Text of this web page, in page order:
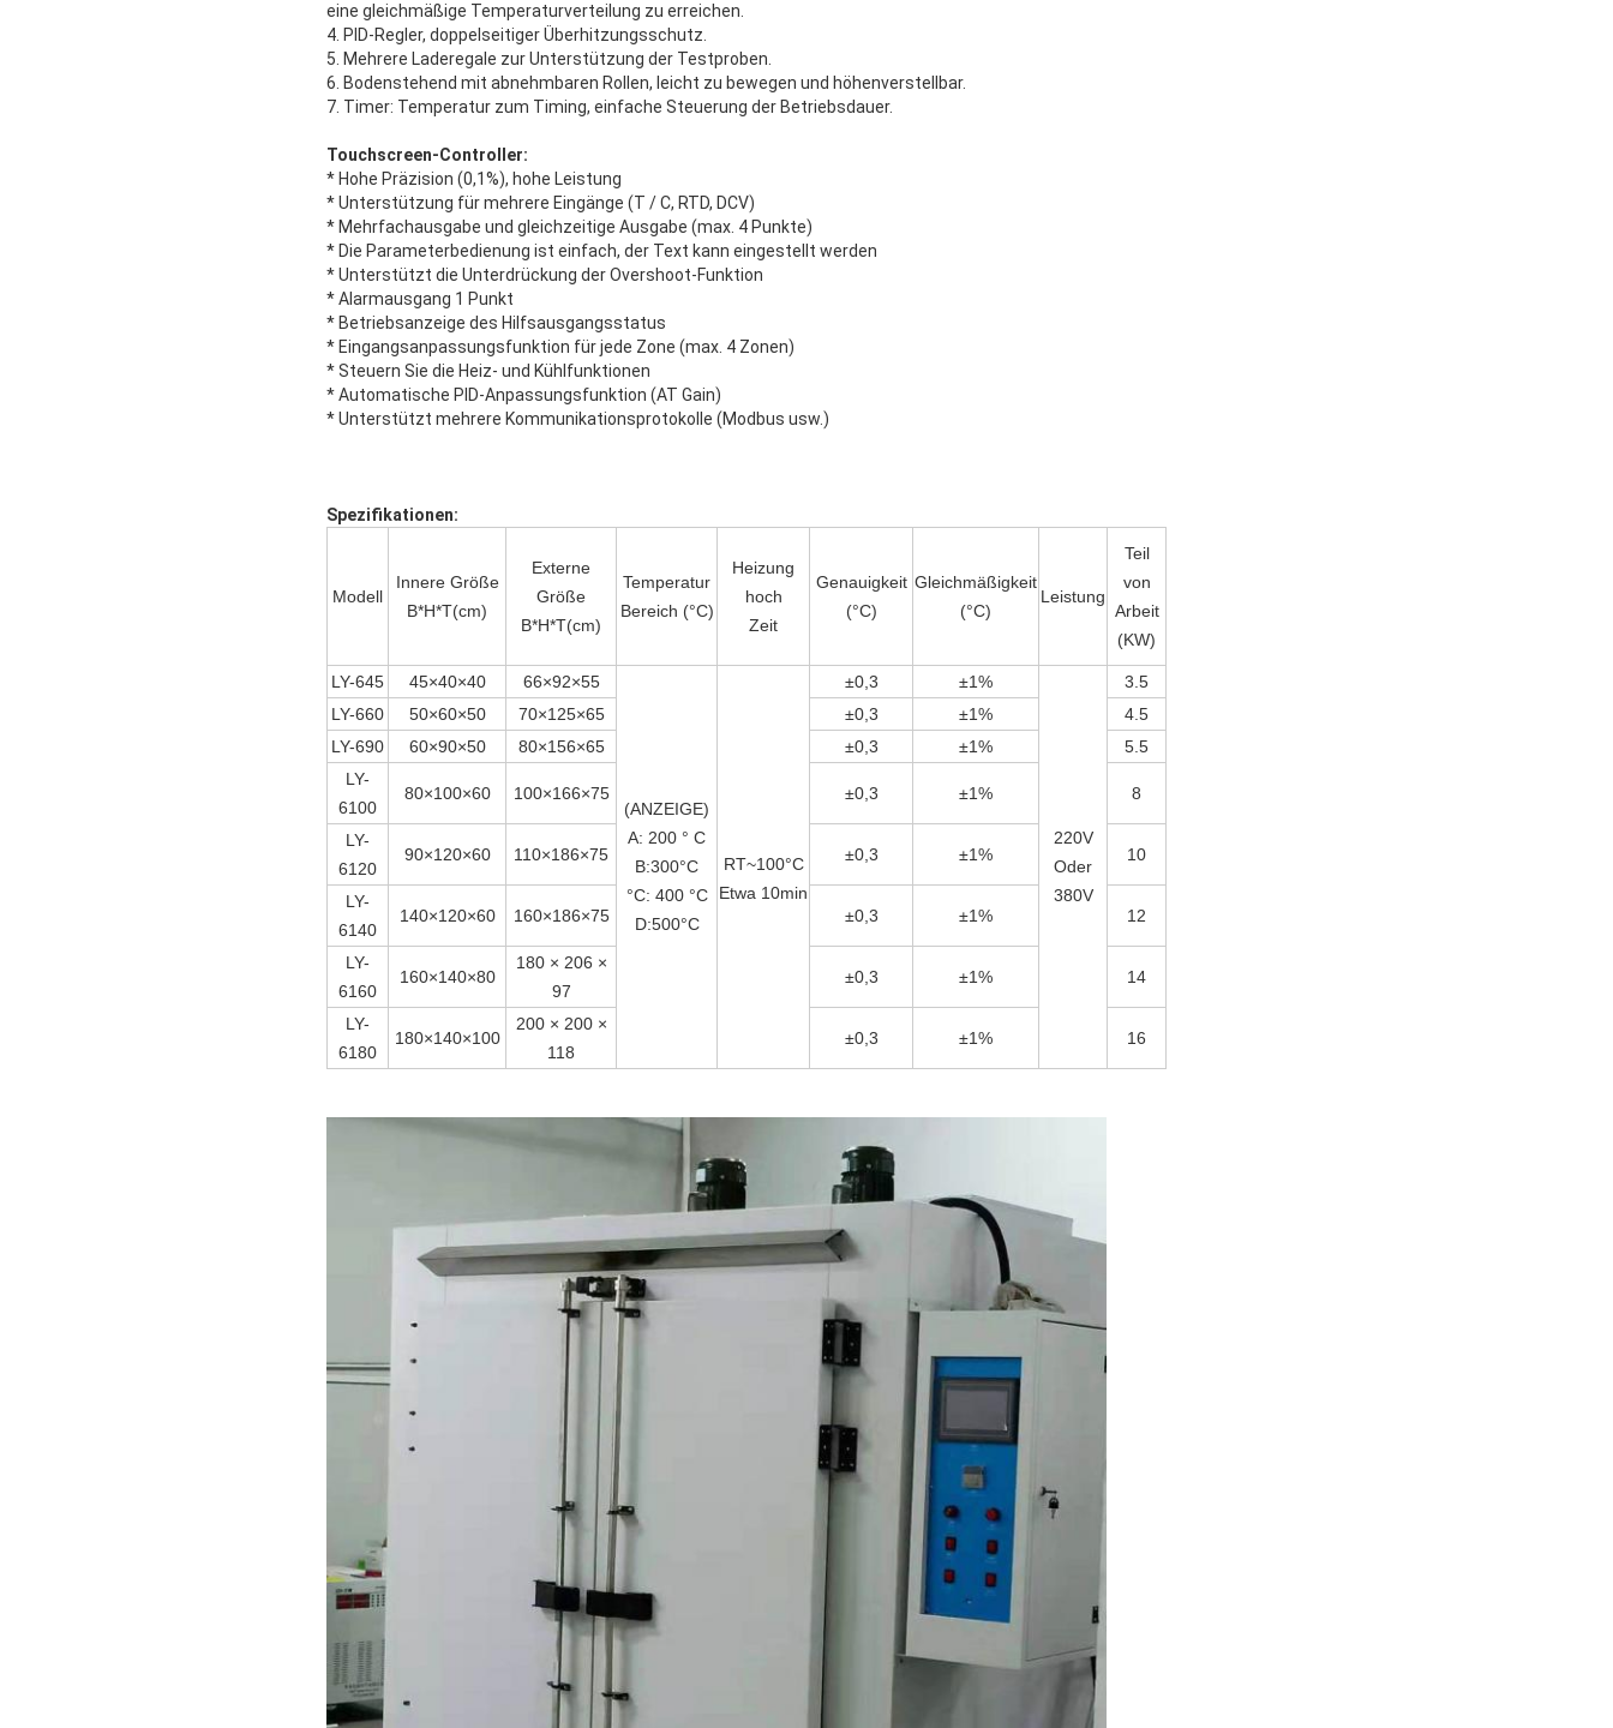
eine gleichmäßige Temperaturverteilung zu erreichen.
4. PID-Regler, doppelseitiger Überhitzungsschutz.
5. Mehrere Laderegale zur Unterstützung der Testproben.
6. Bodenstehend mit abnehmbaren Rollen, leicht zu bewegen und höhenverstellbar.
7. Timer: Temperatur zum Timing, einfache Steuerung der Betriebsdauer.
Touchscreen-Controller:
* Hohe Präzision (0,1%), hohe Leistung
* Unterstützung für mehrere Eingänge (T / C, RTD, DCV)
* Mehrfachausgabe und gleichzeitige Ausgabe (max. 4 Punkte)
* Die Parameterbedienung ist einfach, der Text kann eingestellt werden
* Unterstützt die Unterdrückung der Overshoot-Funktion
* Alarmausgang 1 Punkt
* Betriebsanzeige des Hilfsausgangsstatus
* Eingangsanpassungsfunktion für jede Zone (max. 4 Zonen)
* Steuern Sie die Heiz- und Kühlfunktionen
* Automatische PID-Anpassungsfunktion (AT Gain)
* Unterstützt mehrere Kommunikationsprotokolle (Modbus usw.)
Spezifikationen:
Modell
Innere Größe
B*H*T(cm)
Externe
Größe
B*H*T(cm)
Temperatur
Bereich (°C)
Heizung
hoch
Zeit
Genauigkeit
(°C)
Gleichmäßigkeit
(°C)
Leistung
Teil
von
Arbeit
(KW)
LY-645 45×40×40 66×92×55
(ANZEIGE)
A: 200 ° C
B:300°C
°C: 400 °C
D:500°C
RT~100°C
Etwa 10min
±0,3 ±1%
220V
Oder
380V
3.5
LY-660
50×60×50 70×125×65 ±0,3 ±1%
4.5
LY-690
60×90×50 80×156×65 ±0,3 ±1%
5.5
LY-
6100
80×100×60 100×166×75 ±0,3 ±1% 8
LY-
6120
90×120×60 110×186×75 ±0,3 ±1% 10
LY-
6140
140×120×60 160×186×75 ±0,3 ±1% 12
LY-
6160
160×140×80
180 × 206 ×
97
±0,3 ±1% 14
LY-
6180
180×140×100
200 × 200 ×
118
±0,3 ±1% 16